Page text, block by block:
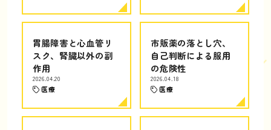
胃腸障害と心血管リ
スク、腎臓以外の副
作用
2026.04.20
医療
市販薬の落とし穴、
自己判断による服用
の危険性
2026.04.18
医療